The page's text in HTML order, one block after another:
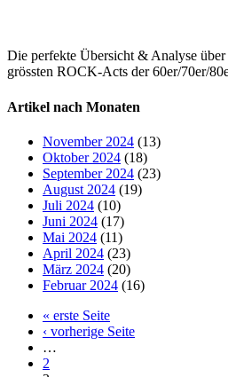
Die perfekte Übersicht & Analyse über
grössten ROCK-Acts der 60er/70er/
Artikel nach Monaten
November 2024 (13)
Oktober 2024 (18)
September 2024 (23)
August 2024 (19)
Juli 2024 (10)
Juni 2024 (17)
Mai 2024 (11)
April 2024 (23)
März 2024 (20)
Februar 2024 (16)
« erste Seite
‹ vorherige Seite
…
2